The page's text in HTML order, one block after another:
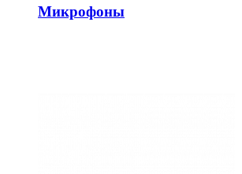
Микрофоны